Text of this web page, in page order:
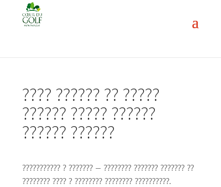
???? ?????? ?? ?????
?????? ????? ??????
?????? ??????
??????????? ? ??????? — ???????? ??????? ??????? ??
???????? ???? ? ???????? ???????? ??????????.